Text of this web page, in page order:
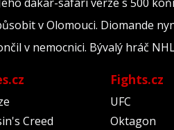
v Olomouci. Diomande
v nemocnici. Bývalý hráč
Creed
Fights.cz
UFC
Oktagon